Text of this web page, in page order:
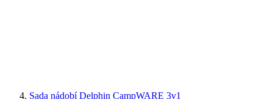
Sada nádobí Delphin CampWARE 3v1